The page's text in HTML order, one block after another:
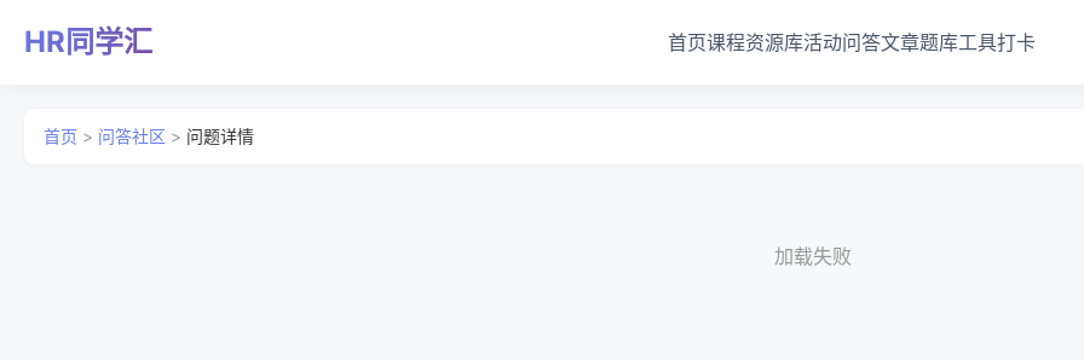
HR同学汇 首页课程资源库活动问答文章题库工具打卡
首页 > 问答社区 > 问题详情
加载失败